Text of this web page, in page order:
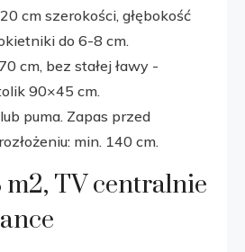
cm szerokości, głębokość
do 6-8 cm.
cm, bez stałej ławy -
90×45 cm.
puma. Zapas przed
min. 140 cm.
m2, TV centralnie